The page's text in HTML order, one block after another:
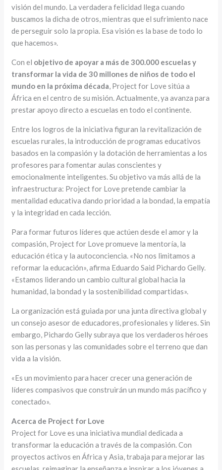
visión del mundo. La verdadera felicidad llega cuando
buscamos la dicha de otros, mientras que el sufrimiento nace
de perseguir solo la propia. Esa visión es la base de todo lo
que hacemos».
Con el objetivo de apoyar a más de 300.000 escuelas y
transformar la vida de 30 millones de niños de todo el
mundo en la próxima década , Project for Love sitúa a
África en el centro de su misión. Actualmente, ya avanza para
prestar apoyo directo a escuelas en todo el continente.
Entre los logros de la iniciativa figuran la revitalización de
escuelas rurales, la introducción de programas educativos
basados en la compasión y la dotación de herramientas a los
profesores para fomentar aulas conscientes y
emocionalmente inteligentes. Su objetivo va más allá de la
infraestructura: Project for Love pretende cambiar la
mentalidad educativa dando prioridad a la bondad, la empatía
y la integridad en cada lección.
Para formar futuros líderes que actúen desde el amor y la
compasión, Project for Love promueve la mentoría, la
educación ética y la autoconciencia. «No nos limitamos a
reformar la educación», afirma Eduardo Said Pichardo Gelly.
«Estamos liderando un cambio cultural global hacia la
humanidad, la bondad y la sostenibilidad compartidas».
La organización está guiada por una junta directiva global y
un consejo asesor de educadores, profesionales y líderes. Sin
embargo, Pichardo Gelly subraya que los verdaderos héroes
son las personas y las comunidades sobre el terreno que dan
vida a la visión.
«Es un movimiento para hacer crecer una generación de
líderes compasivos que construirán un mundo más pacífico y
conectado».
Acerca de Project for Love
Project for Love es una iniciativa mundial dedicada a
transformar la educación a través de la compasión. Con
proyectos activos en África y Asia, trabaja para mejorar las